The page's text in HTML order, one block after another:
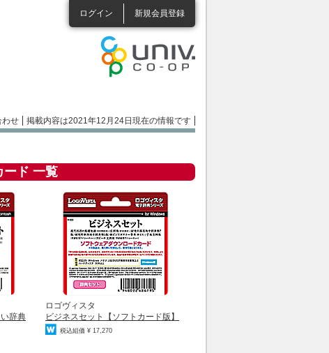
ログイン 新規会員登録
わせ 掲載内容は2021年12月24日現在の情報です
ード 一覧
辞典
ロゴヴィスタ
ビジネスセット【ソフトカード版】
税込組価 ¥ 17,270